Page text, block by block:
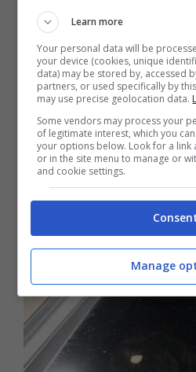
adottate per
queste impronte dopo
In sede di sopralluogo
l’esperto
– il personale
scientificacerca di
digitali, le tracce
possibile oggetto o
restituire informazioni
ricostruzione del fatto”.
Learn more
Your personal data will be
your device (cookies, unique
data) may be stored by, accessed
partners, or used specifically by
may use precise geolocation data.
Some vendors may process your
of legitimate interest, which you
your options below. Look for a link
or in the site menu to manage or
and cookie settings.
Manage